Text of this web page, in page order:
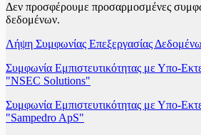
Δεν προσφέρουμε προσαρμοσμένες
δεδομένων.
Λήψη Συμφωνίας Επεξεργασίας
Συμφωνία Εμπιστευτικότητας με Υπο-
"NSEC Solutions"
Συμφωνία Εμπιστευτικότητας με Υπο-
"Sampedro ApS"